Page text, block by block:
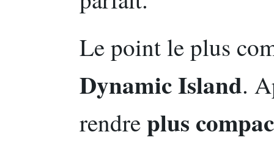
Le point le plus
Dynamic Island.
rendreplus